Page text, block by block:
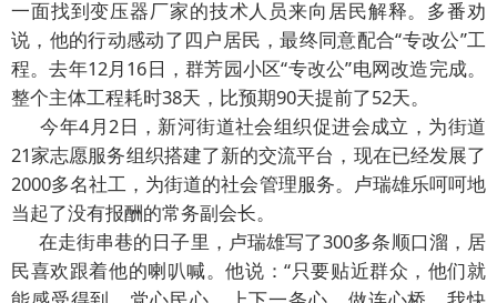
一面找到变压器厂家的技术人员来向居民解释。多番劝
说，他的行动感动了四户居民，最终同意配合“专改公”工
程。去年12月16日，群芳园小区“专改公”电网改造完成。
整个主体工程耗时38天，比预期90天提前了52天。
今年4月2日，新河街道社会组织促进会成立，为街道
21家志愿服务组织搭建了新的交流平台，现在已经发展了
2000多名社工，为街道的社会管理服务。卢瑞雄乐呵呵地
当起了没有报酬的常务副会长。
在走街串巷的日子里，卢瑞雄写了300多条顺口溜，居
民喜欢跟着他的喇叭喊。他说：“只要贴近群众，他们就